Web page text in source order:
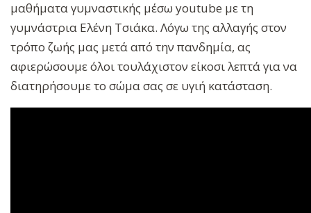
μαθήματα γυμναστικής μέσω youtube με τη
γυμνάστρια Ελένη Τσιάκα. Λόγω της αλλαγής στον
τρόπο ζωής μας μετά από την πανδημία, ας
αφιερώσουμε όλοι τουλάχιστον είκοσι λεπτά για να
διατηρήσουμε το σώμα σας σε υγιή κατάσταση.